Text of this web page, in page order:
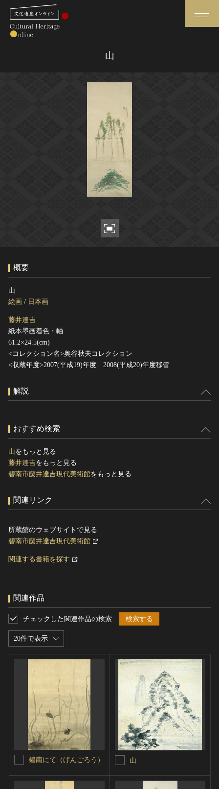
動画で見る無形の文化財
媒体資料・関連記事等
博物館、美術館の皆さまへ
文化庁よりご挨拶
今月のみどころ
ヘルプ
文化遺産データベース
国指定文化財等データベース
山
概要
山
絵画 / 日本画
藤井達吉
紙本墨画着色・軸
61.2×24.5(cm)
<コレクション名>奥谷秋夫コレクション
<収蔵年度>2007(平成19)年度 2008(平成20)年度移管
解説
おすすめ検索
山をもっと見る
藤井達吉をもっと見る
碧南市藤井達吉現代美術館をもっと見る
関連リンク
所蔵館のウェブサイトで見る
碧南市藤井達吉現代美術館
関連する書籍を探す
関連作品
20件で表示
チェックした関連作品の検索 検索する
碧南にて（げんごろう） 山